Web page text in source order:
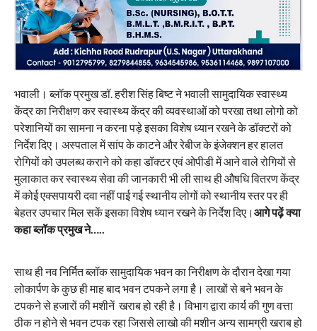
भवाली। ब्लॉक प्रमुख डॉ. हरीश सिंह बिष्ट ने भवाली सामुदायिक स्वास्थ्य
केंद्र का निरीक्षण कर स्वास्थ्य केंद्र की व्यवस्थाओं को परखा तथा लोगो को
परेशानियों का सामना न करना पड़े इसका विशेष ध्यान रखने के डॉक्टरों को
निर्देश दिए। अस्पताल में सांप के काटने और रेबीज के इंजेक्शन हर हालत
रोगियों को उपलब्ध कराने को कहा डॉक्टर एवं ओपीडी में आने वाले रोगियों से
मुलाकात कर स्वास्थ्य सेवा की जानकारी भी ली साथ ही औषधि वितरण केंद्र
में कोई एक्सपायरी दवा नहीं पाई गई स्थानीय लोगों को स्थानीय स्तर पर ही
बेहतर उपचार मिल सकें इसका विशेष ध्यान रखने के निर्देश दिए। आगे पढ़ें क्या
कहा ब्लॉक प्रमुख ने…..
साथ ही नव निर्मित ब्लॉक सामुदायिक भवन का निरीक्षण के दौरान देखा गया
लोकार्पण के कुछ ही माह बाद भवन टपकने लगा है। लाखों से बने भवन के
टपकने से हजारों की मशीनें खराब हो रही है। विभाग द्वारा कार्य की गुण वत्ता
ठीक न होने से भवन टपक रहा जिससे लाखो की मशीन अन्य सामग्री खराब हो